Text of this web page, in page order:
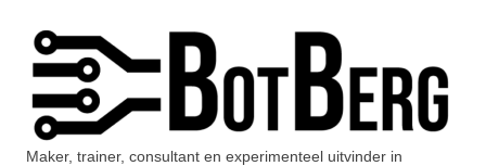
inhoud
Maker, trainer, consultant en experimenteel uitvinder in